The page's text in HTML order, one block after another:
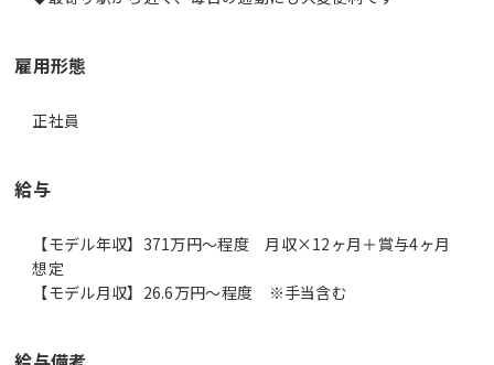
雇用形態
正社員
給与
【モデル年収】371万円〜程度 月収×12ヶ月＋賞与4ヶ月
想定
【モデル月収】26.6万円〜程度 ※手当含む